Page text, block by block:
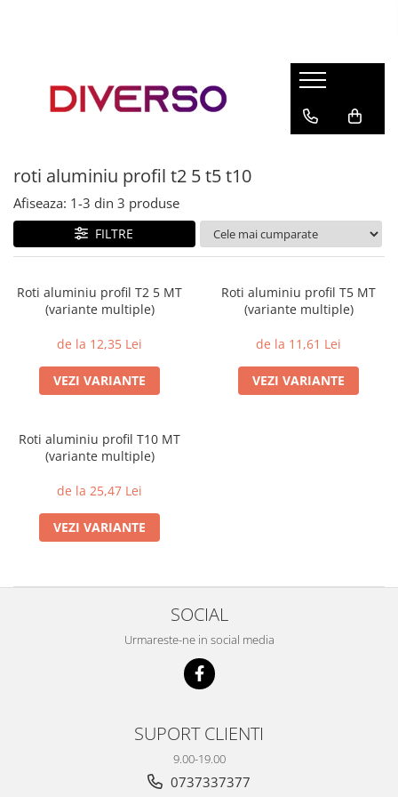
ASA
SILK
HIPS
PMMA
MULTIMATERIAL
roti aluminiu profil t2 5 t5 t10
Afiseaza: 1-3 din 3 produse
FILTRE
Roti aluminiu profil T2 5 MT
(variante multiple)
de la 12,35 Lei
VEZI VARIANTE
Roti aluminiu profil T5 MT
(variante multiple)
de la 11,61 Lei
VEZI VARIANTE
Roti aluminiu profil T10 MT
(variante multiple)
de la 25,47 Lei
VEZI VARIANTE
SOCIAL
Urmareste-ne in social media
SUPORT CLIENTI
9.00-19.00
0737337377